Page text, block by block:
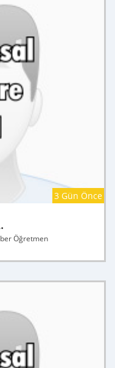
3 Gün Önce
Öğretmen